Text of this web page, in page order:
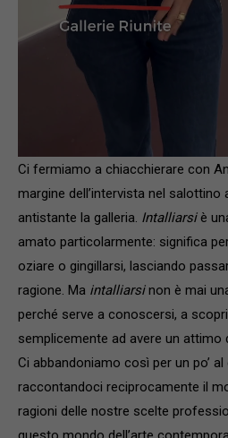
Ci fermiamo a chiacchierare con
margine dell’intervista nel salottino
antistante la galleria. Intalliarsiè
amato particolarmente: significa
oziare o gingillarsi, lasciando
ragione. Ma intalliarsinon è mai
perché serve a conoscersi, a
semplicemente ad avere un attimo
Ci abbandoniamo così per un po’
raccontandoci reciprocamente il
ragioni delle nostre scelte